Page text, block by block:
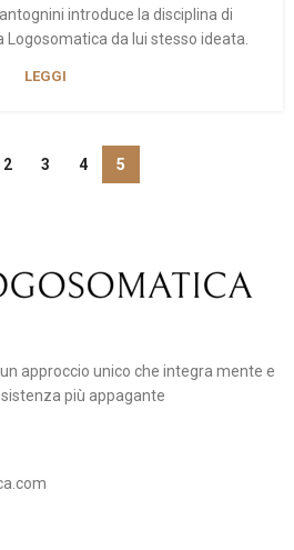
introduce la disciplina di
Logosomatica da lui stesso ideata.
LEGGI
2 3 4 5
un approccio unico che integra mente e
più appagante